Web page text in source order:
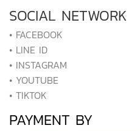
SOCIAL NETWORK
• FACEBOOK
• LINE ID
• INSTAGRAM
• YOUTUBE
• TIKTOK
PAYMENT BY